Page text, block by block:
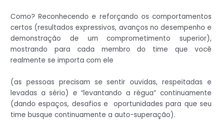
Como? Reconhecendo e reforçando os comportamentos
certos (resultados expressivos, avanços no desempenho e
demonstração de um comprometimento superior),
mostrando para cada membro do time que você
realmente se importa com ele
(as pessoas precisam se sentir ouvidas, respeitadas e
levadas a sério) e “levantando a régua” continuamente
(dando espaços, desafios e oportunidades para que seu
time busque continuamente a auto-superação).